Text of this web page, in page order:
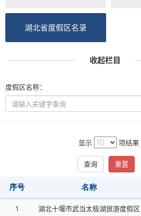
湖北省度假区名录
收起栏目
度假区名称：
显示 项结果
查询 重置
序号 名称
序号 名称
1 湖北十堰市武当太极湖旅游度假区